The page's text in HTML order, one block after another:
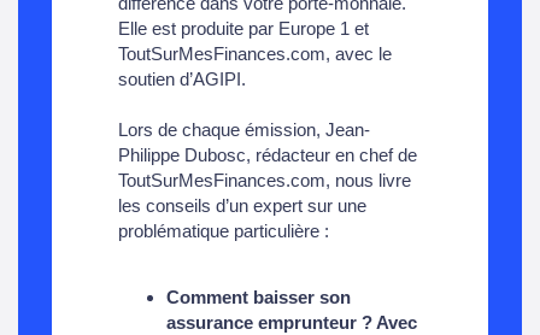
Elle est produite par Europe 1 et
ToutSurMesFinances.com, avec le
soutien d’AGIPI.
Lors de chaque émission, Jean-
Philippe Dubosc, rédacteur en chef de
ToutSurMesFinances.com, nous livre
les conseils d’un expert sur une
problématique particulière :
Comment baisser son
assurance emprunteur ? Avec